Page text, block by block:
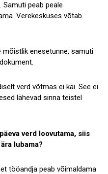
Samuti peab peale
Verekeskuses võtab
enesetunne, samuti
verd võtmas ei käi. See ei
lähevad sinna teistel
verd loovutama, siis
lubama?
tööandja peab võimaldama